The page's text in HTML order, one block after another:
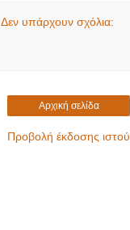
Δεν υπάρχουν σχόλια:
Αρχική σελίδα
Προβολή έκδοσης ιστού